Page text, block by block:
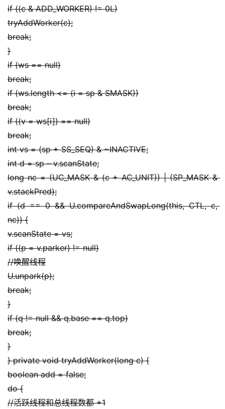
if ((c & ADD_WORKER) != 0L)
tryAddWorker(c);
break;
}
if (ws == null)
break;
if (ws.length <= (i = sp & SMASK))
break;
if ((v = ws[i]) == null)
break;
int vs = (sp + SS_SEQ) & ~INACTIVE;
int d = sp – v.scanState;
long nc = (UC_MASK & (c + AC_UNIT)) | (SP_MASK &
v.stackPred);
if (d == 0 && U.compareAndSwapLong(this, CTL, c,
nc)) {
v.scanState = vs;
if ((p = v.parker) != null)
//唤醒线程
U.unpark(p);
break;
}
if (q != null && q.base == q.top)
break;
}
} private void tryAddWorker(long c) {
boolean add = false;
do {
//活跃线程和总线程数都 +1